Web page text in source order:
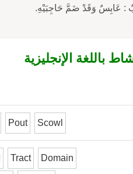
وَقَدْ ضَمَّ حَاجِبَيْهِ.
الإنجليزية
Pout Scowl
Tract Domain